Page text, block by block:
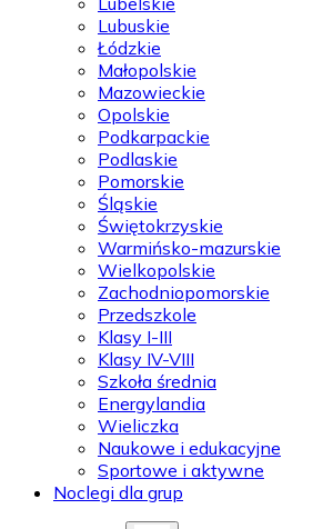
Lubuskie
Łódzkie
Małopolskie
Mazowieckie
Opolskie
Podkarpackie
Podlaskie
Pomorskie
Śląskie
Świętokrzyskie
Warmińsko-mazurskie
Wielkopolskie
Zachodniopomorskie
Przedszkole
Klasy I-III
Klasy IV-VIII
Szkoła średnia
Energylandia
Wieliczka
Naukowe i edukacyjne
Sportowe i aktywne
Noclegi dla grup